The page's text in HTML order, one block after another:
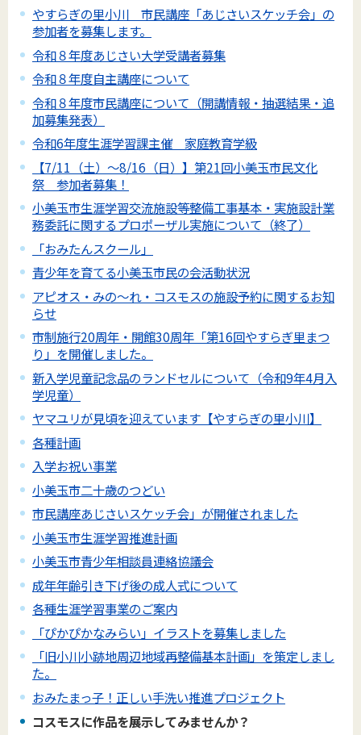
やすらぎの里小川 市民講座「あじさいスケッチ会」の
参加者を募集します。
令和８年度あじさい大学受講者募集
令和８年度自主講座について
令和８年度市民講座について（開講情報・抽選結果・追
加募集発表）
令和6年度生涯学習課主催 家庭教育学級
【7/11（土）～8/16（日）】第21回小美玉市民文化
祭 参加者募集！
小美玉市生涯学習交流施設等整備工事基本・実施設計業
務委託に関するプロポーザル実施について（終了）
「おみたんスクール」
青少年を育てる小美玉市民の会活動状況
アピオス・みの～れ・コスモスの施設予約に関するお知
らせ
市制施行20周年・開館30周年「第16回やすらぎ里まつ
り」を開催しました。
新入学児童記念品のランドセルについて（令和9年4月入
学児童）
ヤマユリが見頃を迎えています【やすらぎの里小川】
各種計画
入学お祝い事業
小美玉市二十歳のつどい
市民講座あじさいスケッチ会」が開催されました
小美玉市生涯学習推進計画
小美玉市青少年相談員連絡協議会
成年年齢引き下げ後の成人式について
各種生涯学習事業のご案内
「ぴかぴかなみらい」イラストを募集しました
「旧小川小跡地周辺地域再整備基本計画」を策定しまし
た。
おみたまっ子！正しい手洗い推進プロジェクト
コスモスに作品を展示してみませんか？